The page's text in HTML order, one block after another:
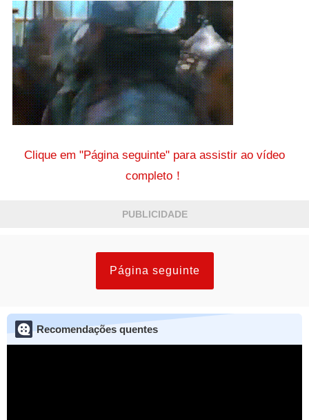
Clique em "Página seguinte" para assistir ao vídeo
completo！
PUBLICIDADE
Página seguinte
Recomendações quentes